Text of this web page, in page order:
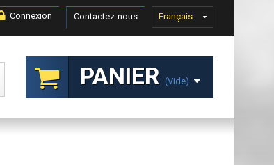
Français
Contactez-nous
Connexion
PANIER (vide)